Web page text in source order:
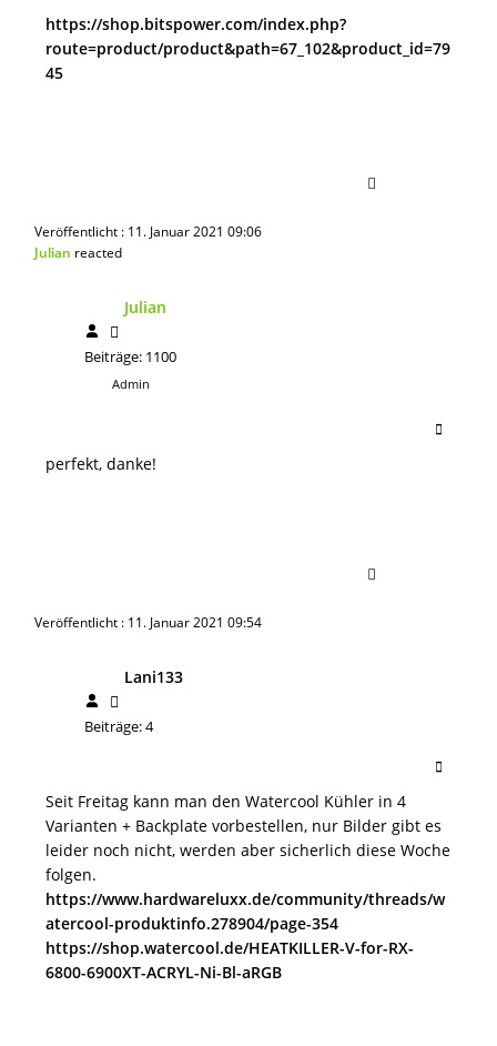
https://shop.bitspower.com/index.php?
route=product/product&path=67_102&product_id=79
45
Veröffentlicht : 11. Januar 2021 09:06
Julian reacted
Julian
Beiträge: 1100
Admin
perfekt, danke!
Veröffentlicht : 11. Januar 2021 09:54
Lani133
Beiträge: 4
Seit Freitag kann man den Watercool Kühler in 4
Varianten + Backplate vorbestellen, nur Bilder gibt es
leider noch nicht, werden aber sicherlich diese Woche
folgen.
https://www.hardwareluxx.de/community/threads/w
atercool-produktinfo.278904/page-354
https://shop.watercool.de/HEATKILLER-V-for-RX-
6800-6900XT-ACRYL-Ni-Bl-aRGB